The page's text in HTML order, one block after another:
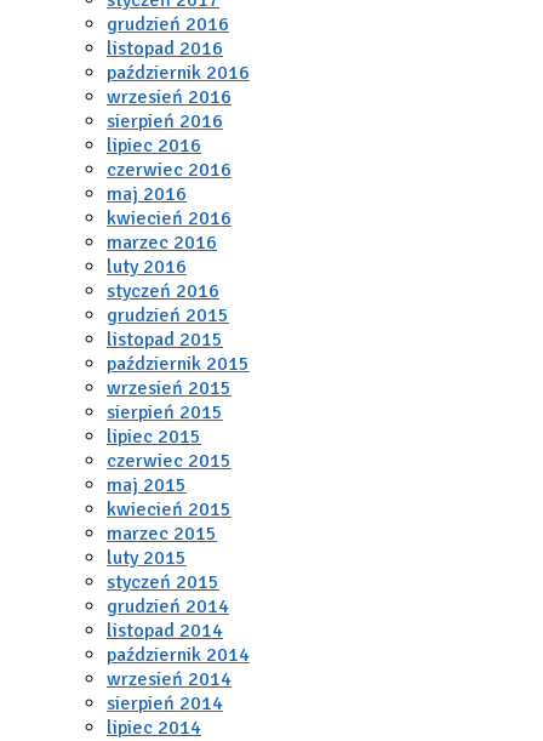
grudzień 2016
listopad 2016
październik 2016
wrzesień 2016
sierpień 2016
lipiec 2016
czerwiec 2016
maj 2016
kwiecień 2016
marzec 2016
luty 2016
styczeń 2016
grudzień 2015
listopad 2015
październik 2015
wrzesień 2015
sierpień 2015
lipiec 2015
czerwiec 2015
maj 2015
kwiecień 2015
marzec 2015
luty 2015
styczeń 2015
grudzień 2014
listopad 2014
październik 2014
wrzesień 2014
sierpień 2014
lipiec 2014